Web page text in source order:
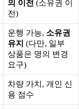
의 이전 (소유권 이
전)
운행 가능, 소유권
유지 (다만, 일부
상품은 명의 변경
요구)
차량 가치, 개인 신
용 점수